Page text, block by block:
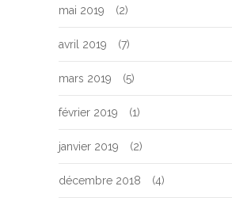
mai 2019 (2)
avril 2019 (7)
mars 2019 (5)
février 2019 (1)
janvier 2019 (2)
décembre 2018 (4)